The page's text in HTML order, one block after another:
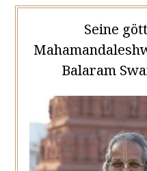
Seine
Balaram